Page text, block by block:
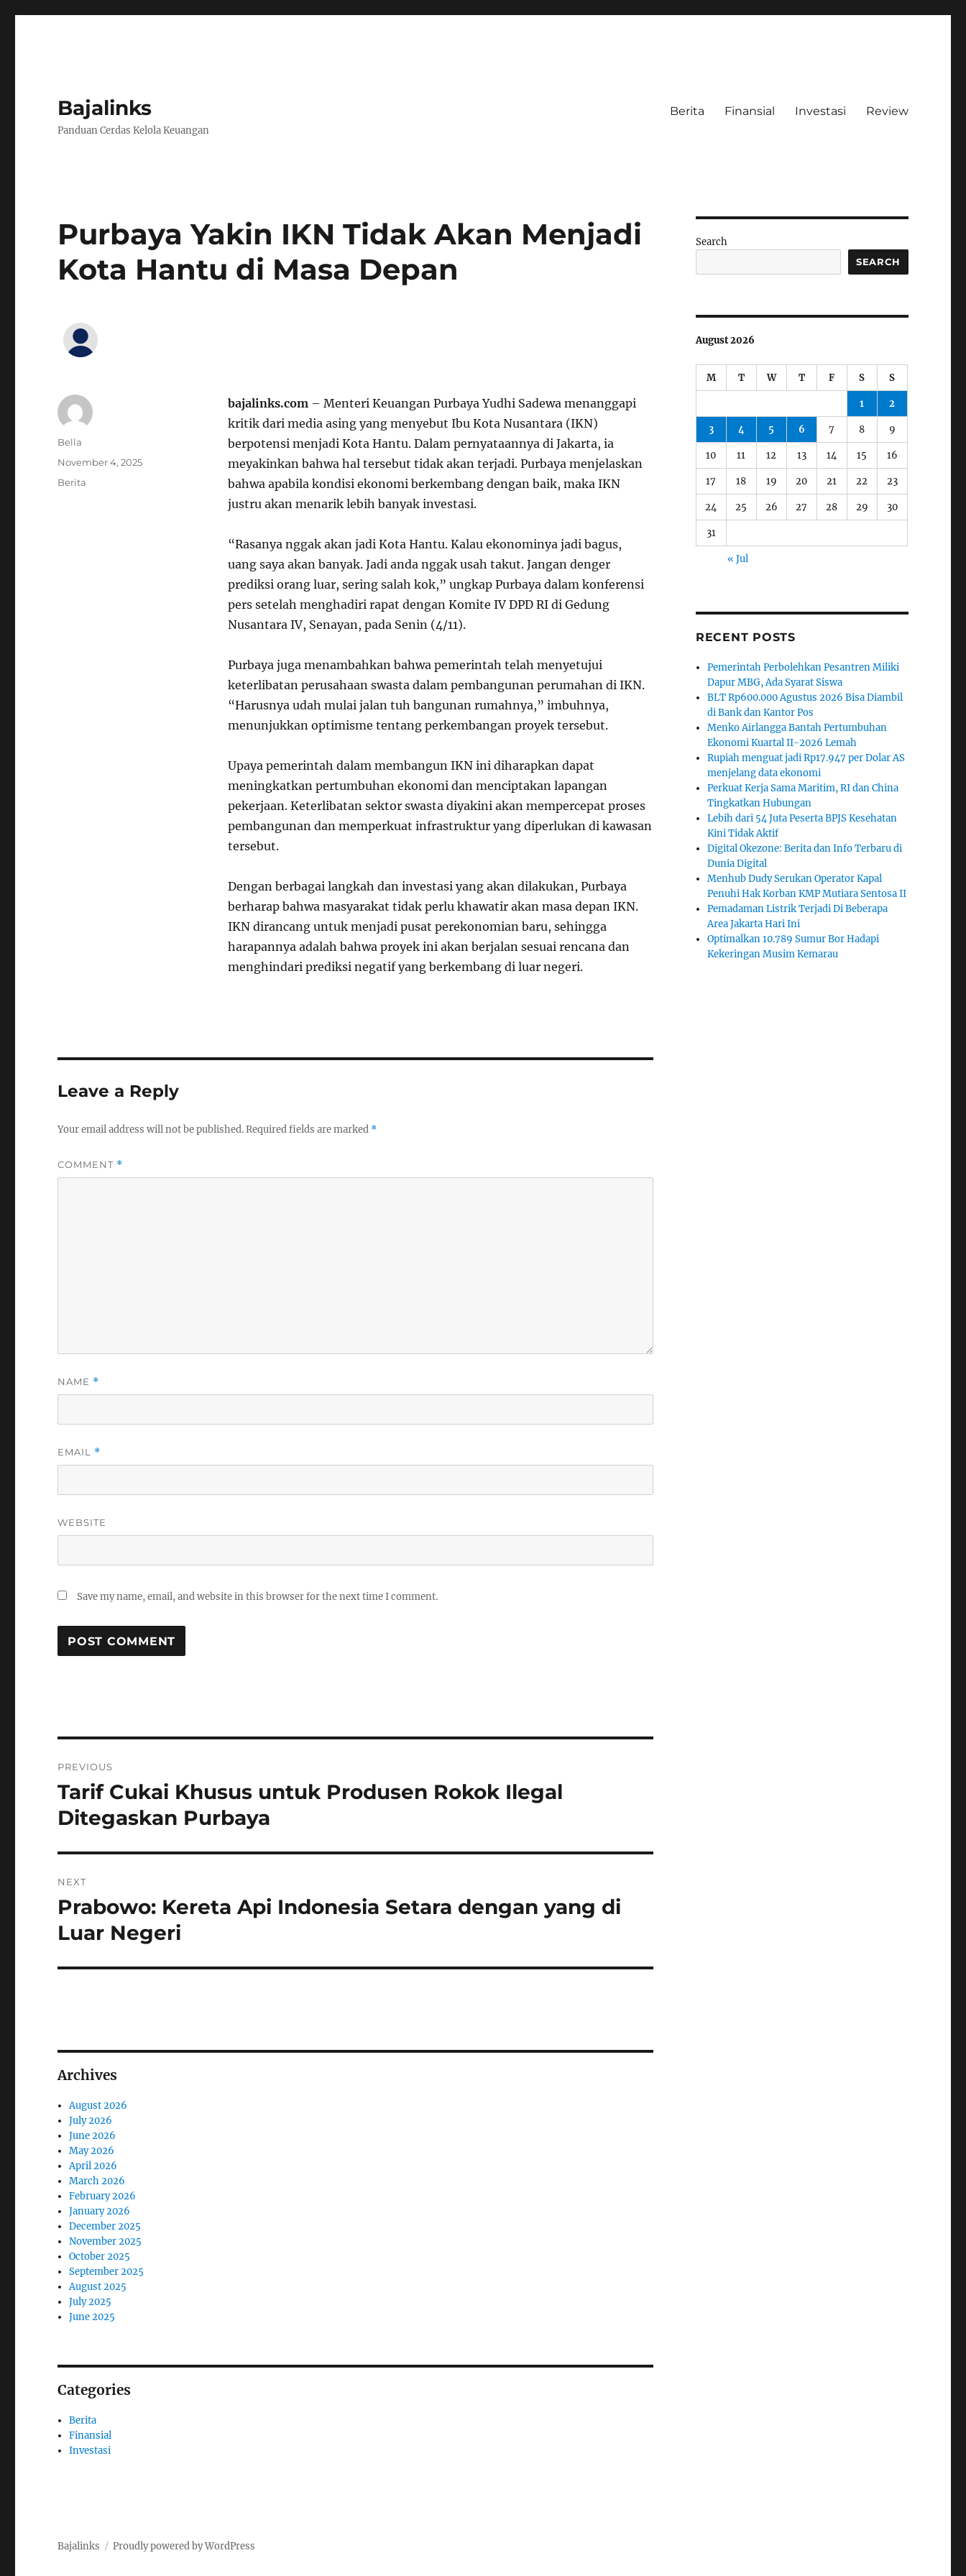
Bajalinks
Panduan Cerdas Kelola Keuangan
Berita Finansial Investasi Review
Purbaya Yakin IKN Tidak Akan Menjadi
Kota Hantu di Masa Depan
bajalinks.com– Menteri Keuangan Purbaya Yudhi Sadewa menanggapi
kritik dari media asing yang menyebut Ibu Kota Nusantara (IKN)
berpotensi menjadi Kota Hantu. Dalam pernyataannya di Jakarta, ia
meyakinkan bahwa hal tersebut tidak akan terjadi. Purbaya menjelaskan
bahwa apabila kondisi ekonomi berkembang dengan baik, maka IKN
justru akan menarik lebih banyak investasi.
“Rasanya nggak akan jadi Kota Hantu. Kalau ekonominya jadi bagus,
uang saya akan banyak. Jadi anda nggak usah takut. Jangan denger
prediksi orang luar, sering salah kok,” ungkap Purbaya dalam konferensi
pers setelah menghadiri rapat dengan Komite IV DPD RI di Gedung
Nusantara IV, Senayan, pada Senin (4/11).
Purbaya juga menambahkan bahwa pemerintah telah menyetujui
keterlibatan perusahaan swasta dalam pembangunan perumahan di IKN.
“Harusnya udah mulai jalan tuh bangunan rumahnya,” imbuhnya,
menunjukkan optimisme tentang perkembangan proyek tersebut.
Upaya pemerintah dalam membangun IKN ini diharapkan dapat
meningkatkan pertumbuhan ekonomi dan menciptakan lapangan
pekerjaan. Keterlibatan sektor swasta diyakini akan mempercepat proses
pembangunan dan memperkuat infrastruktur yang diperlukan di kawasan
tersebut.
Dengan berbagai langkah dan investasi yang akan dilakukan, Purbaya
berharap bahwa masyarakat tidak perlu khawatir akan masa depan IKN.
IKN dirancang untuk menjadi pusat perekonomian baru, sehingga
harapannya adalah bahwa proyek ini akan berjalan sesuai rencana dan
menghindari prediksi negatif yang berkembang di luar negeri.
Author
Bella
Posted
November 4, 2025
Categories
Berita
Leave a Reply
Your email address will not be published.Required fields are marked *
COMMENT *
NAME *
EMAIL *
WEBSITE
Save my name, email, and website in this browser for the next time I comment.
navigation
PREVIOUS
Previous
post:
Tarif Cukai Khusus untuk Produsen Rokok Ilegal
Ditegaskan Purbaya
NEXT
Next
post:
Prabowo: Kereta Api Indonesia Setara dengan yang di
Luar Negeri
Archives
August 2026
July 2026
June 2026
May 2026
April 2026
March 2026
February 2026
January 2026
December 2025
November 2025
October 2025
September 2025
August 2025
July 2025
June 2025
Categories
Berita
Finansial
Investasi
Search
SEARCH
August 2026
M T W T F S S
1 2
3 4 5 6 7 8 9
10 11 12 13 14 15 16
17 18 19 20 21 22 23
24 25 26 27 28 29 30
31
« Jul
RECENT POSTS
Pemerintah Perbolehkan Pesantren Miliki
Dapur MBG, Ada Syarat Siswa
BLT Rp600.000 Agustus 2026 Bisa Diambil
di Bank dan Kantor Pos
Menko Airlangga Bantah Pertumbuhan
Ekonomi Kuartal II-2026 Lemah
Rupiah menguat jadi Rp17.947 per Dolar AS
menjelang data ekonomi
Perkuat Kerja Sama Maritim, RI dan China
Tingkatkan Hubungan
Lebih dari 54 Juta Peserta BPJS Kesehatan
Kini Tidak Aktif
Digital Okezone: Berita dan Info Terbaru di
Dunia Digital
Menhub Dudy Serukan Operator Kapal
Penuhi Hak Korban KMP Mutiara Sentosa II
Pemadaman Listrik Terjadi Di Beberapa
Area Jakarta Hari Ini
Optimalkan 10.789 Sumur Bor Hadapi
Kekeringan Musim Kemarau
Bajalinks Proudly powered by WordPress